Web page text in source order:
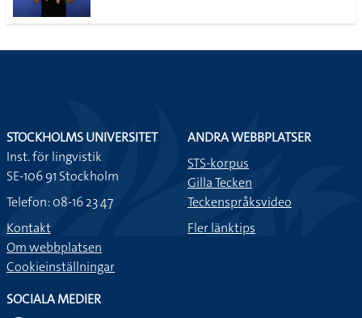
STOCKHOLMS UNIVERSITET
Inst. för lingvistik
SE-106 91 Stockholm
Telefon: 08-16 23 47
Kontakt
Om webbplatsen
Cookieinställningar
ANDRA WEBBPLATSER
STS-korpus
Gilla Tecken
Teckenspråksvideo
Fler länktips
SOCIALA MEDIER